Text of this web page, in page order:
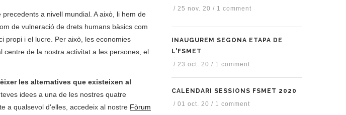
a nivell mundial. A això, li hem de
de vulneració de drets humans bàsics com
propi i el lucre. Per això, les economies
de la nostra activitat a les persones, el
les alternatives que existeixen al
idees a una de les nostres quatre
a qualsevol d'elles, accedeix al nostre Fòrum
/ 25 nov. 20 / 1 comment
INAUGUREM SEGONA ETAPA DE
L'FSMET
/ 23 oct. 20 / 1 comment
CALENDARI SESSIONS FSMET 2020
/ 01 oct. 20 / 1 comment